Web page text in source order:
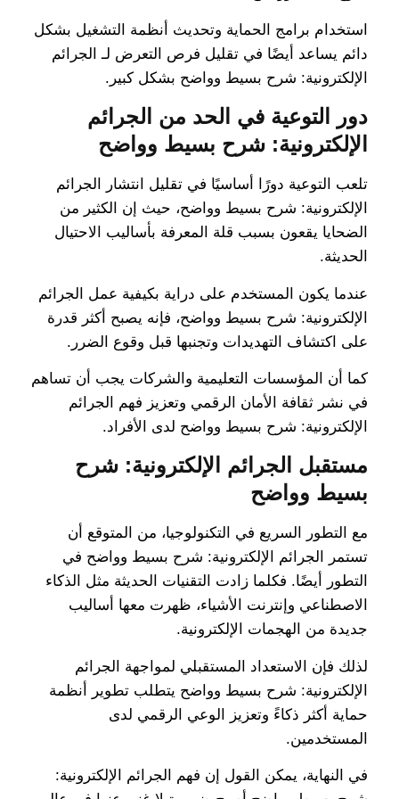
استخدام برامج الحماية وتحديث أنظمة التشغيل بشكل
دائم يساعد أيضًا في تقليل فرص التعرض لـ الجرائم
الإلكترونية: شرح بسيط وواضح بشكل كبير.
دور التوعية في الحد من الجرائم
الإلكترونية: شرح بسيط وواضح
تلعب التوعية دورًا أساسيًا في تقليل انتشار الجرائم
الإلكترونية: شرح بسيط وواضح، حيث إن الكثير من
الضحايا يقعون بسبب قلة المعرفة بأساليب الاحتيال
الحديثة.
عندما يكون المستخدم على دراية بكيفية عمل الجرائم
الإلكترونية: شرح بسيط وواضح، فإنه يصبح أكثر قدرة
على اكتشاف التهديدات وتجنبها قبل وقوع الضرر.
كما أن المؤسسات التعليمية والشركات يجب أن تساهم
في نشر ثقافة الأمان الرقمي وتعزيز فهم الجرائم
الإلكترونية: شرح بسيط وواضح لدى الأفراد.
مستقبل الجرائم الإلكترونية: شرح
بسيط وواضح
مع التطور السريع في التكنولوجيا، من المتوقع أن
تستمر الجرائم الإلكترونية: شرح بسيط وواضح في
التطور أيضًا. فكلما زادت التقنيات الحديثة مثل الذكاء
الاصطناعي وإنترنت الأشياء، ظهرت معها أساليب
جديدة من الهجمات الإلكترونية.
لذلك فإن الاستعداد المستقبلي لمواجهة الجرائم
الإلكترونية: شرح بسيط وواضح يتطلب تطوير أنظمة
حماية أكثر ذكاءً وتعزيز الوعي الرقمي لدى
المستخدمين.
في النهاية، يمكن القول إن فهم الجرائم الإلكترونية: